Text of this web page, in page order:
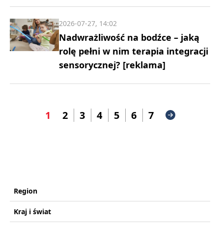
Nadwrażliwość na bodźce – jaką
rolę pełni w nim terapia integracji
sensorycznej? [reklama]
2026-07-27, 14:02
1 2 3 4 5 6 7
Region
Kraj i świat